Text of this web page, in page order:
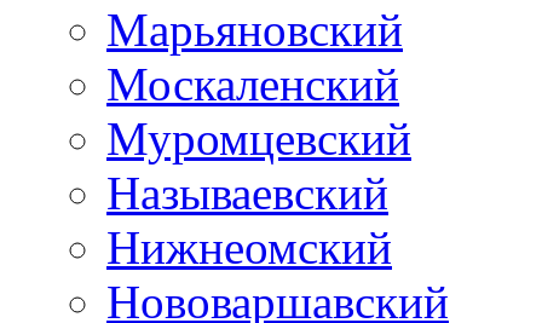
Марьяновский
Москаленский
Муромцевский
Называевский
Нижнеомский
Нововаршавский